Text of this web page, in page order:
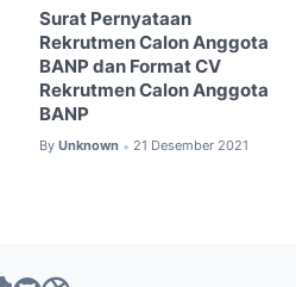
Surat Pernyataan
Rekrutmen Calon Anggota
BANP dan Format CV
Rekrutmen Calon Anggota
BANP
By Unknown • 21 Desember 2021